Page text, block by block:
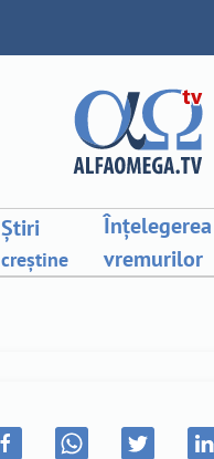
Știri
creștine
Înțelegerea
vremurilor